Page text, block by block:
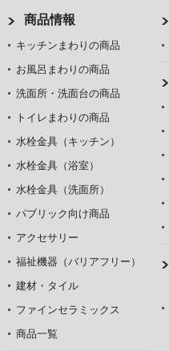
商品情報
キッチンまわりの商品
お風呂まわりの商品
洗面所・洗面台の商品
トイレまわりの商品
水栓金具（キッチン）
水栓金具（浴室）
水栓金具（洗面所）
パブリック向け商品
アクセサリー
福祉機器（バリアフリー）
建材・タイル
ファインセラミックス
商品一覧